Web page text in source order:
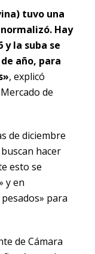
tuvo una
Hay
la suba se
año, para
, explicó
de
de diciembre
hacer
esto se
y en
para
de Cámara